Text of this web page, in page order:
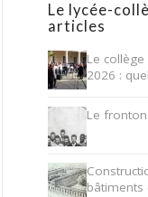
Le lycée-
articles
Le
2026 :
Le fronton
bâtiments